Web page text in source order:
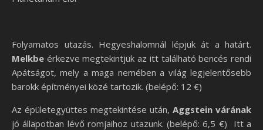
Folyamatos utazás. Hegyeshalomnál lépjük át a határt.
Melkbe érkezve megtekintjük az itt található bencés rendi
Apátságot, mely a maga nemében a világ legjelentősebb
barokk építményei közé tartozik. (belépő: 12 €)
Az épületegyüttes megtekintése után, Aggstein várának
jó állapotban lévő romjaihoz utazunk. (belépő: 6,5 €) Itt a